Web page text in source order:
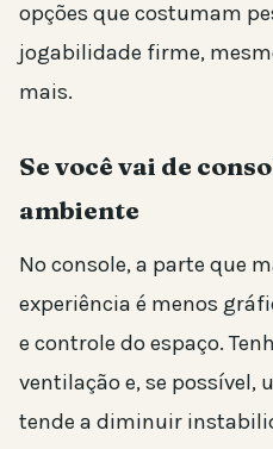
opções que costumam
jogabilidade firme,
mais.
Se você vai de
ambiente
No console, a parte que
experiência é menos
e controle do espaço.
ventilação e, se possível,
tende a diminuir